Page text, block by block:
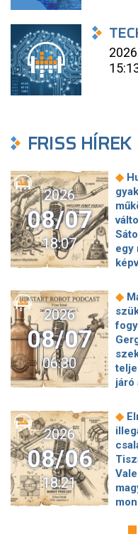
FRISS HÍREK
2026
08/07
18:07
◆
egy
◆
2026
08/07
06:30
◆
járó
jön
2026
08/06
18:21
◆